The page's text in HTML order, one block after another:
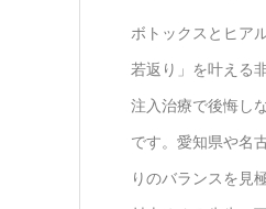
ボトックスとヒア
若返り」を叶える
注入治療で後悔し
です。愛知県や名
りのバランスを見